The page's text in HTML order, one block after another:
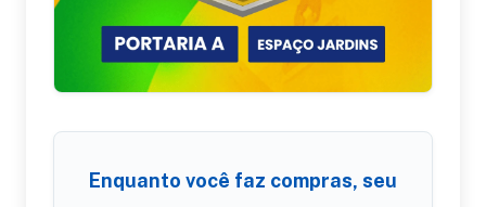
Enquanto você faz compras, seu